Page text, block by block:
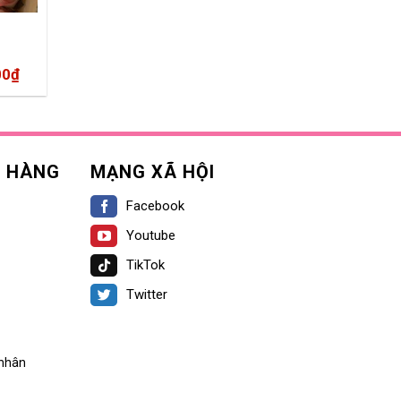
₫
MẠNG XÃ HỘI
Facebook
Youtube
TikTok
Twitter